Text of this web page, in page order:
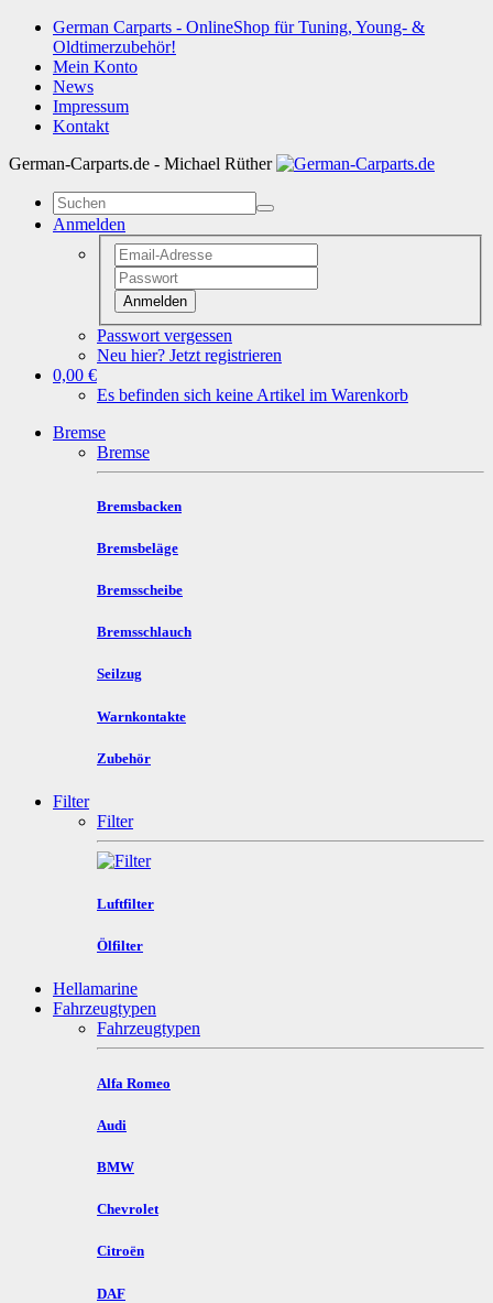
German Carparts - OnlineShop für Tuning, Young- &
Oldtimerzubehör!
Mein Konto
News
Impressum
Kontakt
German-Carparts.de - Michael Rüther
Anmelden
Anmelden
Passwort vergessen
Neu hier? Jetzt registrieren
0,00 €
Es befinden sich keine Artikel im Warenkorb
Bremse
Bremse
Bremsbacken
Bremsbeläge
Bremsscheibe
Bremsschlauch
Seilzug
Warnkontakte
Zubehör
Filter
Filter
Luftfilter
Ölfilter
Hellamarine
Fahrzeugtypen
Fahrzeugtypen
Alfa Romeo
Audi
BMW
Chevrolet
Citroën
DAF